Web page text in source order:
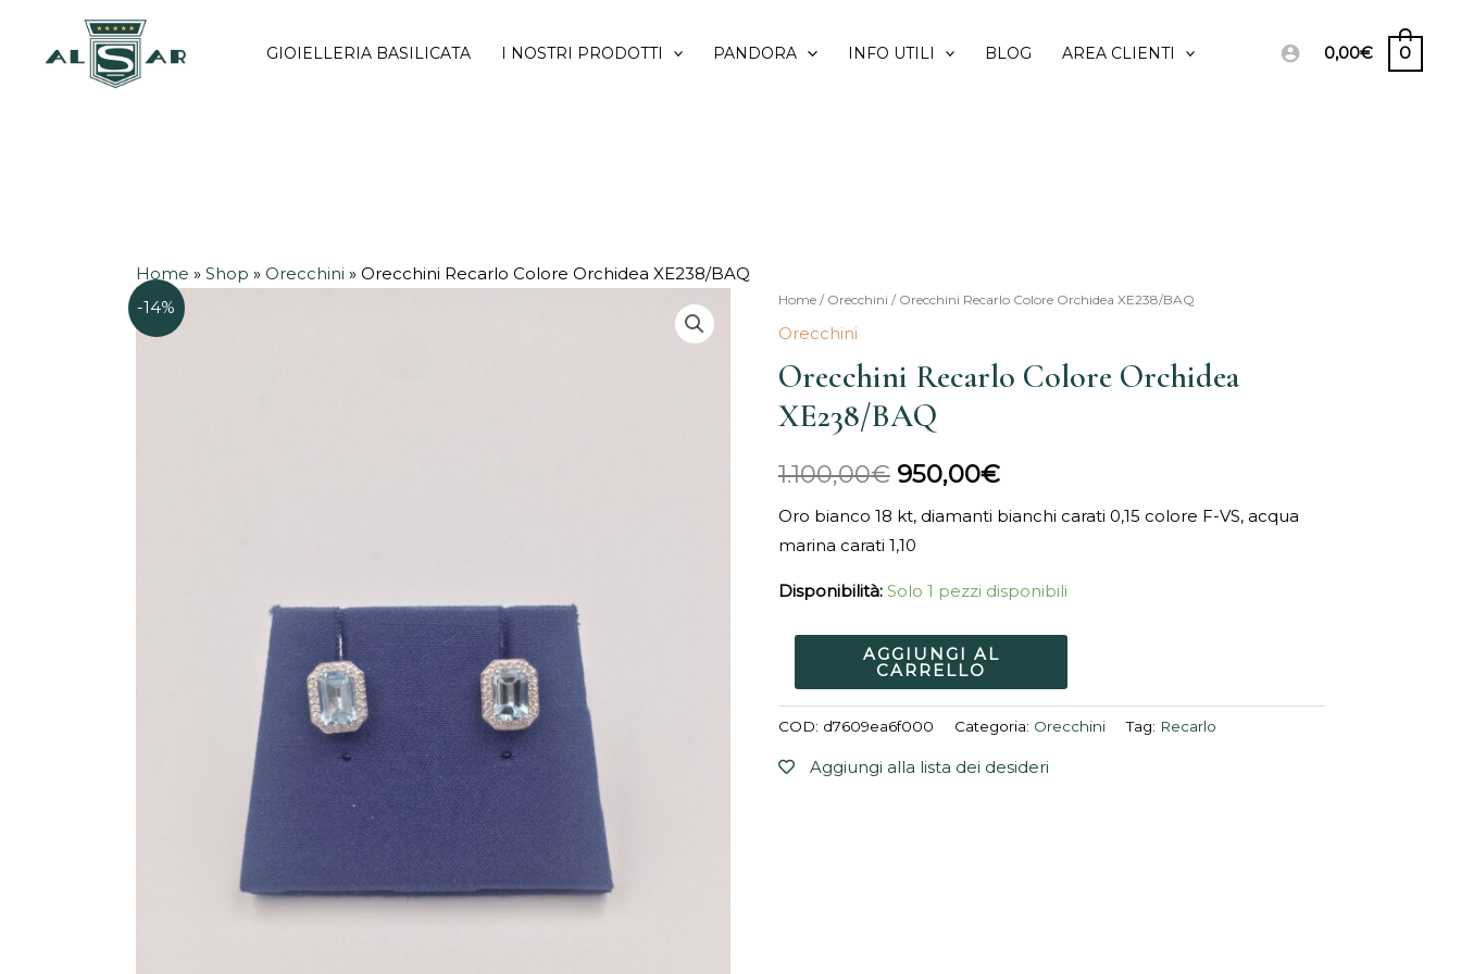
GIOIELLERIA BASILICATA I NOSTRI PRODOTTI PANDORA INFO UTILI BLOG AREA CLIENTI 0,00€ 0
Home »Shop » Orecchini »Orecchini Recarlo Colore Orchidea XE238/BAQ
-14%
Home/ Orecchini / Orecchini Recarlo Colore Orchidea XE238/BAQ
Orecchini
Orecchini Recarlo Colore Orchidea
XE238/BAQ
1.100,00€
Il
originale
era:
1.100,00€.
950,00€
Il
950,00€.
Oro bianco 18 kt, diamanti bianchi carati 0,15 colore F-VS, acqua
marina carati 1,10
Disponibilità: Solo 1 pezzi disponibili
Orecchini
Recarlo
Colore
Orchidea
XE238/BAQ
AGGIUNGI AL
CARRELLO
COD: d7609ea6f000 Categoria: Orecchini Tag: Recarlo
Aggiungi alla lista dei desideri